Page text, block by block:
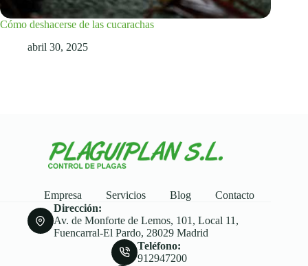
Cómo deshacerse de las cucarachas
abril 30, 2025
Empresa Servicios Blog
Contacto
Dirección:
Av. de Monforte de Lemos, 101, Local 11,
Fuencarral-El Pardo, 28029 Madrid
Teléfono:
912947200